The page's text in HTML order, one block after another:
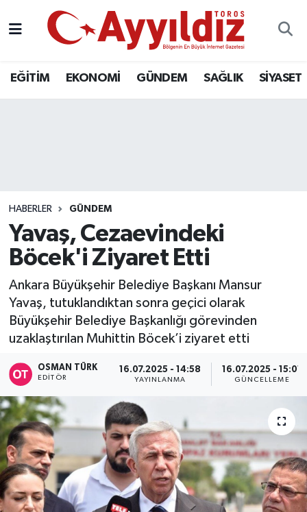
EĞİTİM EKONOMİ GÜNDEM SAĞLIK SİYASET
HABERLER GÜNDEM
Yavaş, Cezaevindeki
Böcek'i Ziyaret Etti
Ankara Büyükşehir Belediye Başkanı Mansur
Yavaş, tutuklandıktan sonra geçici olarak
Büyükşehir Belediye Başkanlığı görevinden
uzaklaştırılan Muhittin Böcek’i ziyaret etti
OSMAN TÜRK
EDITÖR
16.07.2025 - 14:58
YAYINLANMA
16.07.2025 - 15:01
GÜNCELLEME